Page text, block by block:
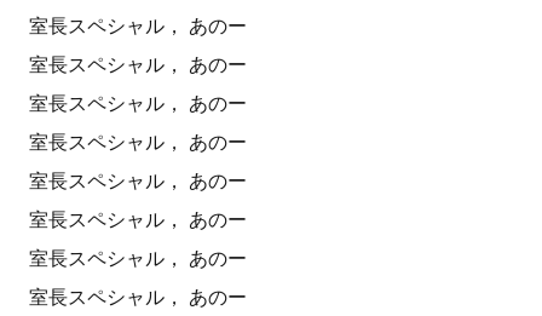
室長スペシャル， あのー
室長スペシャル， あのー
室長スペシャル， あのー
室長スペシャル， あのー
室長スペシャル， あのー
室長スペシャル， あのー
室長スペシャル， あのー
室長スペシャル， あのー